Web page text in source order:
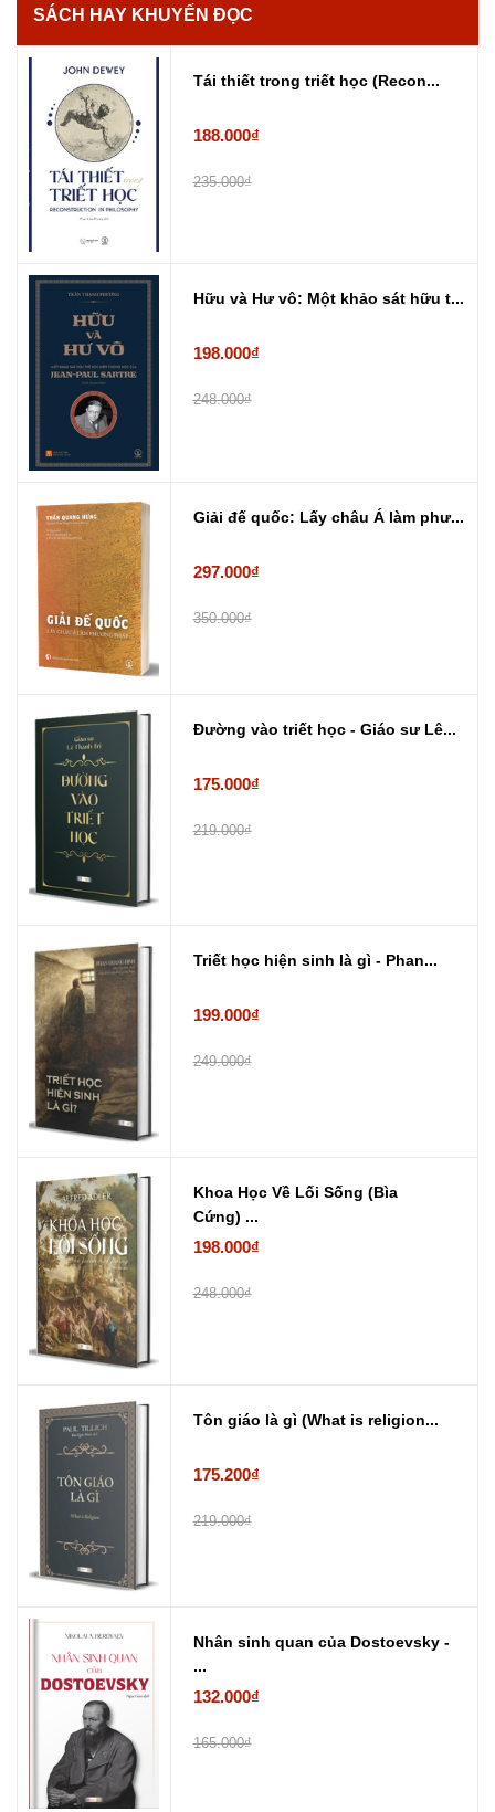
SÁCH HAY KHUYẾN ĐỌC
Tái thiết trong triết học (Recon...
188.000₫
235.000₫
Hữu và Hư vô: Một khảo sát hữu t...
198.000₫
248.000₫
Giải đế quốc: Lấy châu Á làm phư...
297.000₫
350.000₫
Đường vào triết học - Giáo sư Lê...
175.000₫
219.000₫
Triết học hiện sinh là gì - Phan...
199.000₫
249.000₫
Khoa Học Về Lối Sống (Bìa
Cứng) ...
198.000₫
248.000₫
Tôn giáo là gì (What is religion...
175.200₫
219.000₫
Nhân sinh quan của Dostoevsky -
...
132.000₫
165.000₫